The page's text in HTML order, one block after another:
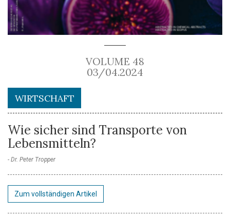
VOLUME 48
03/04.2024
WIRTSCHAFT
Wie sicher sind Transporte von
Lebensmitteln?
Dr. Peter Tropper
Zum vollständigen Artikel